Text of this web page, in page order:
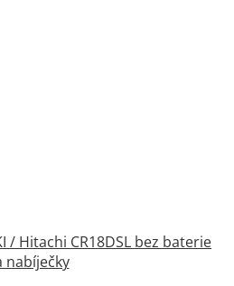
/ Hitachi CR18DSL bez baterie
nabíječky